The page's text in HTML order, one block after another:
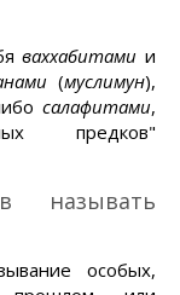
ваххабитами и
(муслимун),
салафитами,
предков"
называть
особых,